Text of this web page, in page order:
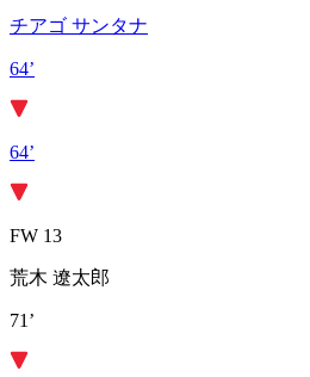
チアゴ サンタナ
64’
64’
FW 13
荒木 遼太郎
71’